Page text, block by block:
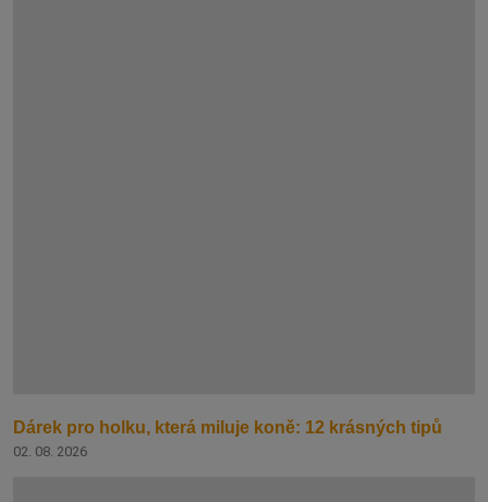
Dárek pro holku, která miluje koně: 12 krásných tipů
02. 08. 2026